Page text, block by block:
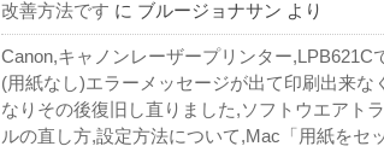
改善方法です に ブルージョナサン より
Canon,キャノンレーザープリンター,LPB621C
(用紙なし)エラーメッセージが出て印刷出来な
なりその後復旧し直りました,ソフトウエアト
ルの直し方,設定方法について,Mac「用紙をセ